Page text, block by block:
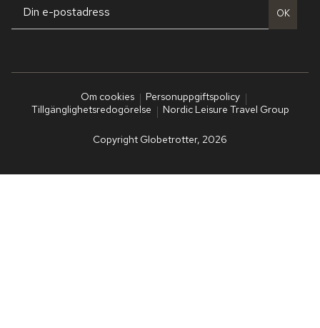
OK
Om cookies
Personuppgiftspolicy
Tillgänglighetsredogörelse
Nordic Leisure Travel Group
Copyright Globetrotter, 2026